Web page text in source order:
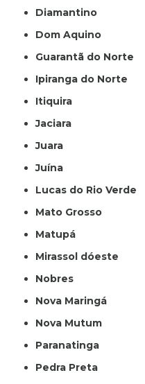
Diamantino
Dom Aquino
Guarantã do Norte
Ipiranga do Norte
Itiquira
Jaciara
Juara
Juína
Lucas do Rio Verde
Mato Grosso
Matupá
Mirassol dóeste
Nobres
Nova Maringá
Nova Mutum
Paranatinga
Pedra Preta